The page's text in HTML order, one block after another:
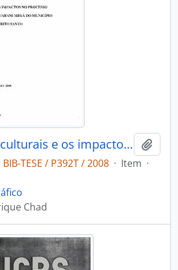
Tensoes interculturais e os impactos no processo saúde doença na população Guarani Mbyá do município de Aracruz Espírito Santo
BIB-TESE / P392T / 2008 · Item ·
Chad